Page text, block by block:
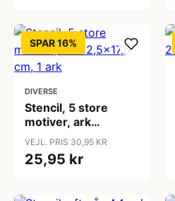
SPAR 16%
DIVERSE
Stencil, 5 store
motiver, ark
12,5x17,5 cm, 1 ark
VEJL. PRIS 30,95 KR
25,95 kr